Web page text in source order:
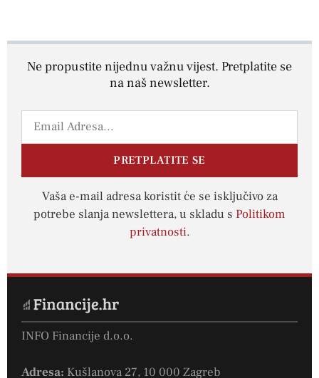
Ne propustite nijednu važnu vijest. Pretplatite se
na naš newsletter.
PRETPLATITE SE
Vaša e-mail adresa koristit će se isključivo za
potrebe slanja newslettera, u skladu s Politikom
privatnosti.
INFO Financije d.o.o.
Adresa: Kušlanova 27, 10 000 Zagreb